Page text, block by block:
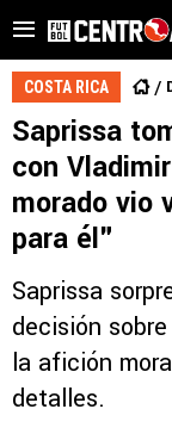
COSTA RICA
Saprissa
con
morado vio
para él"
Saprissa
decisión
la afición
detalles.